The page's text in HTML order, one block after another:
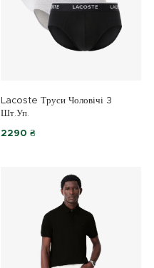
Lacoste Труси Чоловічі 3
Шт.уп.
2290 ₴